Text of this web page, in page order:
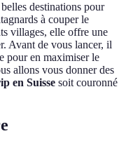
destinations pour
à couper le
villages, elle offre une
Avant de vous lancer, il
pour en maximiser le
allons vous donner des
en Suisse soit couronné